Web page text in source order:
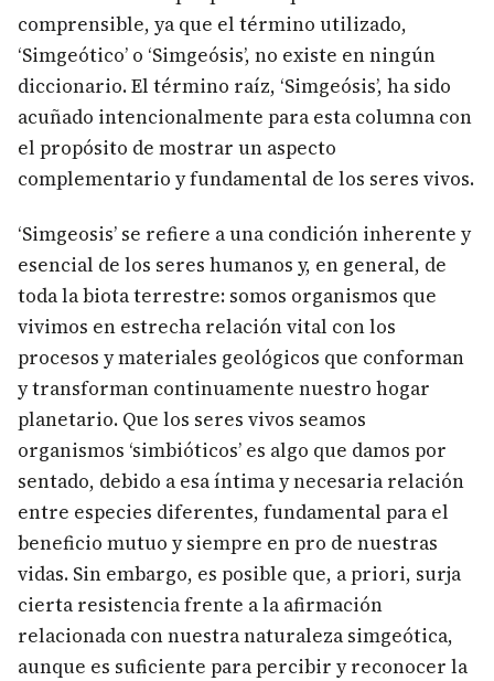
comprensible, ya que el término utilizado,
‘Simgeótico’ o ‘Simgeósis’, no existe en ningún
diccionario. El término raíz, ‘Simgeósis’, ha sido
acuñado intencionalmente para esta columna con
el propósito de mostrar un aspecto
complementario y fundamental de los seres vivos.
‘Simgeosis’ se refiere a una condición inherente y
esencial de los seres humanos y, en general, de
toda la biota terrestre: somos organismos que
vivimos en estrecha relación vital con los
procesos y materiales geológicos que conforman
y transforman continuamente nuestro hogar
planetario. Que los seres vivos seamos
organismos ‘simbióticos’ es algo que damos por
sentado, debido a esa íntima y necesaria relación
entre especies diferentes, fundamental para el
beneficio mutuo y siempre en pro de nuestras
vidas. Sin embargo, es posible que, a priori, surja
cierta resistencia frente a la afirmación
relacionada con nuestra naturaleza simgeótica,
aunque es suficiente para percibir y reconocer la